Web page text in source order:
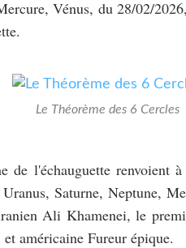
Vénus, du 28/02/
Le Théorème des 6 Cercles
de l'échauguette renvoient
Saturne, Neptune,
Ali Khamenei, le
américaine Fureur épique.